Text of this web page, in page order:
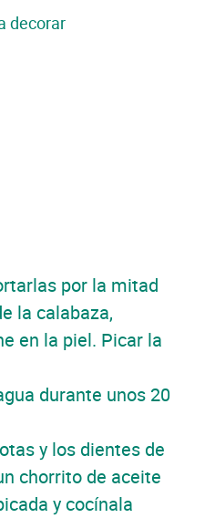
decorar
por la mitad
la calabaza,
en la piel. Picar la
durante unos 20
y los dientes de
chorrito de aceite
y cocínala